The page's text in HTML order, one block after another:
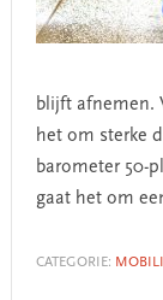
blijft afnemen.
het om sterke
barometer 50-
gaat het om
CATEGORIE: